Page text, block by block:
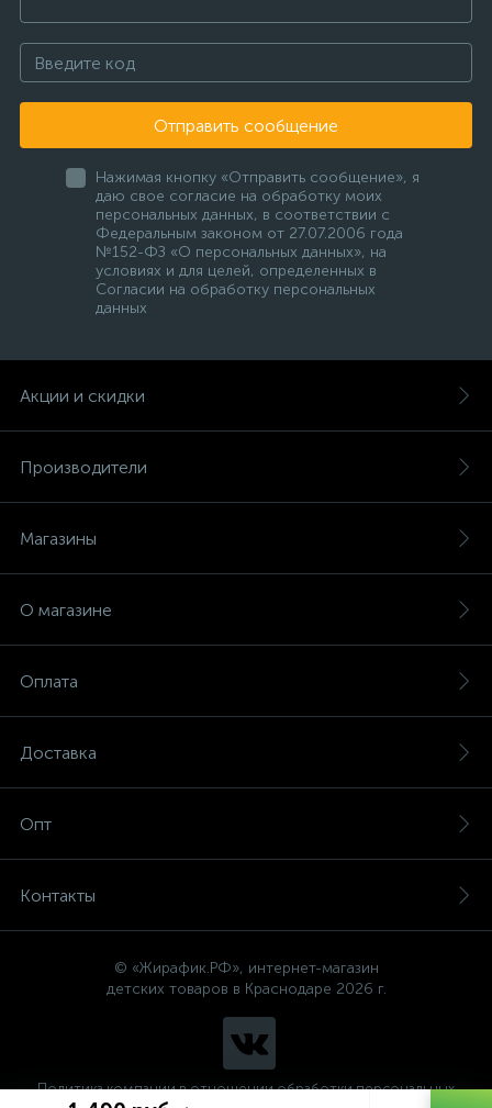
Отправить сообщение
Нажимая кнопку «Отправить сообщение», я
даю свое согласие на обработку моих
персональных данных, в соответствии с
Федеральным законом от 27.07.2006 года
№152-ФЗ «О персональных данных», на
условиях и для целей, определенных в
Согласии на обработку персональных
данных
Акции и скидки
Производители
Магазины
О магазине
Оплата
Доставка
Опт
Контакты
© «Жирафик.РФ», интернет-магазин
детских товаров в Краснодаре 2026 г.
Политика компании в отношении обработки персональных